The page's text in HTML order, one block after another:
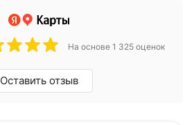
На основе 1 325 оценок
Оставить отзыв